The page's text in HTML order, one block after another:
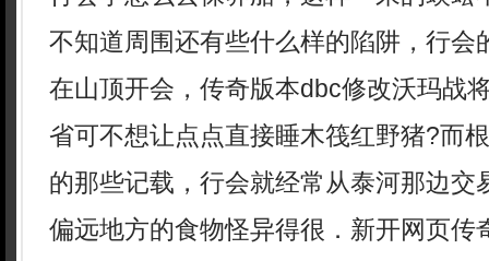
不知道周围还有些什么样的陷阱，行会
在山顶开会，传奇版本dbc修改沃玛战
省可不想让点点直接睡木筏红野猪?而
的那些记载，行会就经常从泰河那边交
偏远地方的食物怪异得很．新开网页传